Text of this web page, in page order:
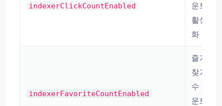
indexerClickCountEnabled
운트
활성
화
indexerFavoriteCountEnabled
즐겨
찾기
수 카
운트